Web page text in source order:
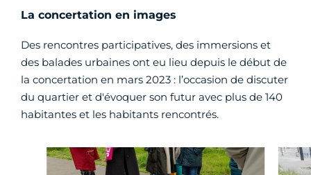
La concertation en images
Des rencontres participatives, des immersions et
des balades urbaines ont eu lieu depuis le début de
la concertation en mars 2023 : l’occasion de discuter
du quartier et d'évoquer son futur avec plus de 140
habitantes et les habitants rencontrés.